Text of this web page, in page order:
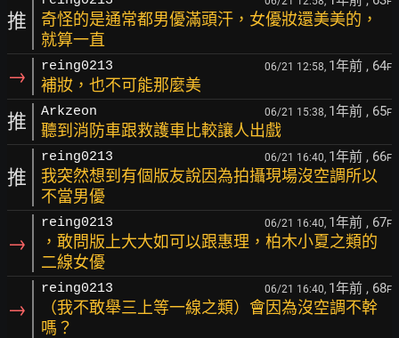
推
奇怪的是通常都男優滿頭汗，女優妝還美美的，
就算一直
→ reing0213 06/21 12:58, 1年前 , 64F
補妝，也不可能那麼美
推 Arkzeon 06/21 15:38, 1年前 , 65F
聽到消防車跟救護車比較讓人出戲
推
reing0213 06/21 16:40, 1年前 , 66F
我突然想到有個版友說因為拍攝現場沒空調所以
不當男優
→
reing0213 06/21 16:40, 1年前 , 67F
，敢問版上大大如可以跟惠理，柏木小夏之類的
二線女優
→
reing0213 06/21 16:40, 1年前 , 68F
（我不敢舉三上等一線之類）會因為沒空調不幹
嗎？